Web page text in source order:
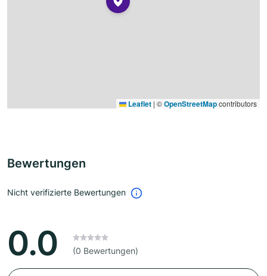
Leaflet | ©OpenStreetMapcontributors
Bewertungen
Nicht verifizierte Bewertungen
0.0 (0 Bewertungen)